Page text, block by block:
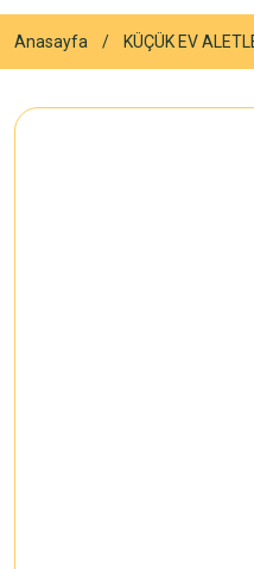
Anasayfa KÜÇÜK EV